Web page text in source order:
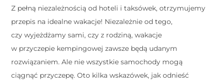
Z pełną niezależnością od hoteli i taksówek, otrzymujemy
przepis na idealne wakacje! Niezależnie od tego,
czy wyjeżdżamy sami, czy z rodziną, wakacje
w przyczepie kempingowej zawsze będą udanym
rozwiązaniem. Ale nie wszystkie samochody mogą
ciągnąć przyczepę. Oto kilka wskazówek, jak odnieść